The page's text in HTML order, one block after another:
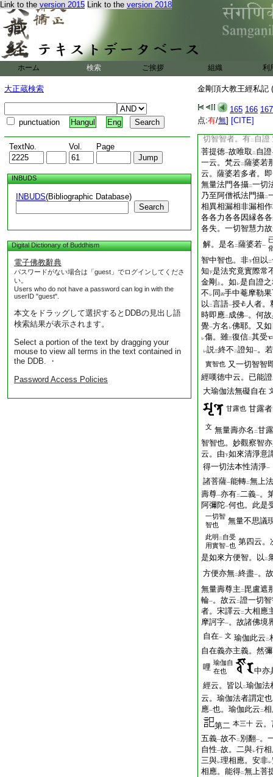
Link to the version 2015 Link to the version 2018
ホーム 検索 ご挨拶 組織 利
大正蔵検索
punctuation Hangul Eng
TextNo. Vol. Page
INBUDS
INBUDS(Bibliographic Database)
Search
Digital Dictionary of Buddhism
電子佛教辭典
パスワードがない場合は「guest」でログインしてくださ
い。
Users who do not have a password can log in with the
userID "guest".
本文をドラッグして選択するとDDBの見出し語
検索結果が表示されます。
Select a portion of the text by dragging your
mouse to view all terms in the text contained in
the DDB. ・
Password Access Policies
金剛頂大教王經私記
165 166 167
点:有/無] [CITE]
金剛頂大教王經私
證一切如來一切智
就 。今按 宋譯經
云二 具足 。南方入
創至生相故云 獲得
極果。猶如流至現
切智智者。有二 自證
菩提徳一故唯取 二 自證
一云。梵云 二薩婆若
云。薩婆若多者。
無量法門各攝二一切
乃至阿僧祇法門攝二
相異相漏相非漏相
各各力各各因縁各
各失。一切智慧力
解。是名 二薩婆若一
智中智也。非下但以 二
知下是法究竟實際常
金剛
上 。如 レ是自證
不 レ 同 四手中菴摩勒
以 二言語一授
人者。
時即應二 成佛一。何
覺一方名 レ佛耶。又
レ傷。雖三復信二其受
レ説三終不 二證知一。
實智也 又一切智智
經嘆徳中云。已能證
大瑜伽法無礙自在
甘露也 甘露
文 無量壽亦名 二甘
智智也。妙觀察智
云。由下如來清淨意
得一切法本性清淨一
諸菩薩一能轉二無上
壽尊一亦有二二義一。
阿彌陀一何也。此是
一切智
智也
無量不思議
此明 二 自受
用實智一也 第四云。
是如來方便智。以 二
方便亦無二終盡一。
無量壽尊主 二 毘盧遮
輪一。故云 二證一切
者。宋譯云 二 大相應
摩訶字一。故諸佛境
自在一 文 瑜伽此云 二
自在義亦主義。然
哩 瑜伽自
在也
中亦
經云。皆以 二瑜伽法
云。瑜伽法者謂定
應一也。瑜伽此云 二
第二 本三十 云。
五義一故不 二 別翻一。
自性一故。二與レ行
三與レ理相應。安非レ
相應。能得二無上菩